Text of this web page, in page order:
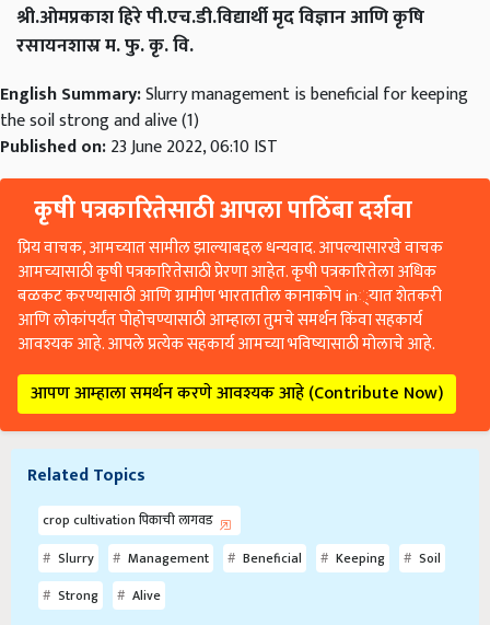
श्री.ओमप्रकाश हिरे पी.एच.डी.विद्यार्थी मृद विज्ञान आणि कृषि
रसायनशास्र म. फु. कृ. वि.
English Summary:Slurry management is beneficial for keeping
the soil strong and alive (1)
Published on:23 June 2022, 06:10 IST
कृषी पत्रकारितेसाठी आपला पाठिंबा दर्शवा
प्रिय वाचक, आमच्यात सामील झाल्याबद्दल धन्यवाद. आपल्यासारखे वाचक
आमच्यासाठी कृषी पत्रकारितेसाठी प्रेरणा आहेत. कृषी पत्रकारितेला अधिक
बळकट करण्यासाठी आणि ग्रामीण भारतातील कानाकोप in्यात शेतकरी
आणि लोकांपर्यंत पोहोचण्यासाठी आम्हाला तुमचे समर्थन किंवा सहकार्य
आवश्यक आहे. आपले प्रत्येक सहकार्य आमच्या भविष्यासाठी मोलाचे आहे.
आपण आम्हाला समर्थन करणे आवश्यक आहे (Contribute Now)
Related Topics
crop cultivation पिकाची लागवड
Slurry
Management Beneficial Keeping
Soil
Strong
Alive